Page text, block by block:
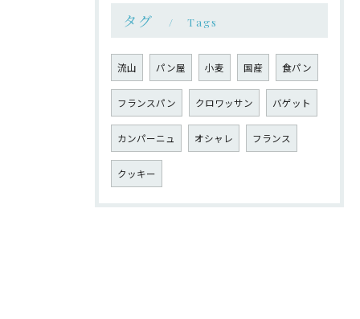
タグ Tags
流山 パン屋 小麦 国産 食パン
フランスパン クロワッサン バゲット
カンパーニュ オシャレ フランス
クッキー